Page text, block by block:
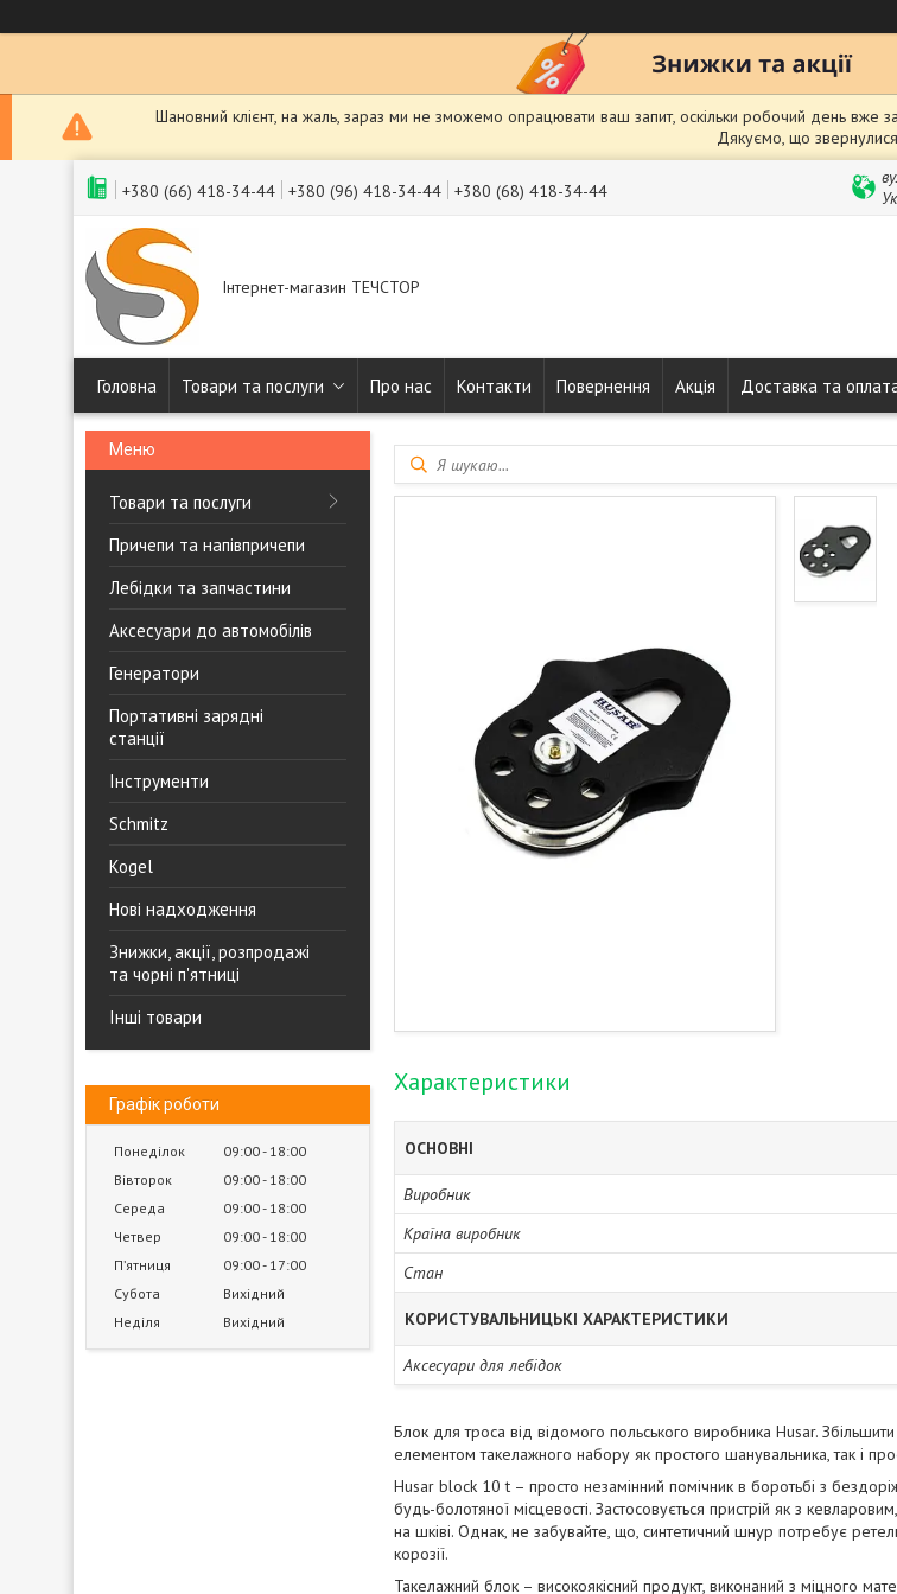
Шановний клієнт, на жаль, зараз ми не зможемо опрацювати ваш запит, оскільки робочий день вже
Дякуємо, що
+380 (66) 418-34-44 +380 (96) 418-34-44 +380 (68) 418-34-44
Інтернет-магазин ТЕЧСТОР
Головна Товари та послуги Про нас Контакти Повернення Акція Доставка та
Товари та послуги
Причепи та напівпричепи
Лебідки та запчастини
Аксесуари до автомобілів
Генератори
Портативні зарядні
станції
Інструменти
Schmitz
Kogel
Нові надходження
Знижки, акції, розпродажі
та чорні п'ятниці
Інші товари
Графік роботи
Понеділок 09:00 18:00
Вівторок
09:00 18:00
Середа
09:00 18:00
Четвер
09:00 18:00
Пʼятниця
09:00 17:00
Субота
Вихідний
Неділя
Вихідний
Характеристики
ОСНОВНІ
Виробник
Країна виробник
Стан
КОРИСТУВАЛЬНИЦЬКІ ХАРАКТЕРИСТИКИ
Аксесуари для лебідок
Блок для троса від відомого польського виробника Husar.
елементом такелажного набору як простого шанувальника, так і
Husar block 10 t – просто незамінний помічник в боротьбі з
будь-болотяної місцевості. Застосовується пристрій як з
на шківі. Однак, не забувайте, що, синтетичний шнур потребує
корозії.
Такелажний блок – високоякісний продукт, виконаний з міцного